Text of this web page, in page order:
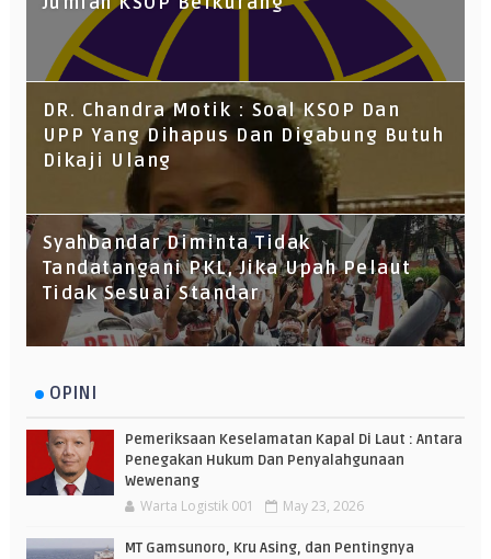
DR. Chandra Motik : Soal KSOP Dan
UPP Yang Dihapus Dan Digabung Butuh
Dikaji Ulang
Syahbandar Diminta Tidak
Tandatangani PKL, Jika Upah Pelaut
Tidak Sesuai Standar
OPINI
Pemeriksaan Keselamatan Kapal Di Laut : Antara
Penegakan Hukum Dan Penyalahgunaan
Wewenang
Warta Logistik 001 May 23, 2026
MT Gamsunoro, Kru Asing, dan Pentingnya